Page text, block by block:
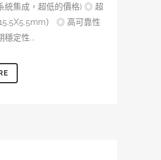
統集成，超低的價格) ◎ 超
） ◎ 高可靠性
定性...